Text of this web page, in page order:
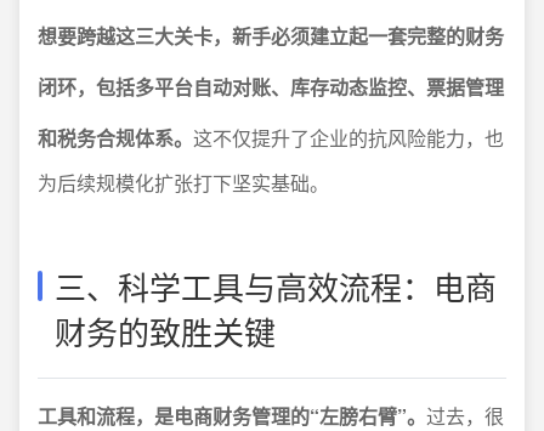
想要跨越这三大关卡，新手必须建立起一套完整的财务
闭环，包括多平台自动对账、库存动态监控、票据管理
和税务合规体系。 这不仅提升了企业的抗风险能力，也
为后续规模化扩张打下坚实基础。
三、科学工具与高效流程：电商
财务的致胜关键
工具和流程，是电商财务管理的“左膀右臂”。 过去，很